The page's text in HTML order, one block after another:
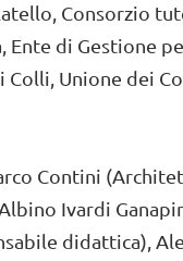
Consorzio
di Gestione
Unione dei
Contini
Ivardi
didattica),